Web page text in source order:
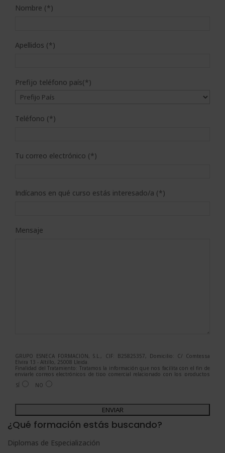
Nombre (*)
Apellidos (*)
Prefijo teléfono país(*)
Teléfono (*)
Tu correo electrónico (*)
Indícanos en qué curso estás interesado/a (*)
Mensaje
GRUPO ESNECA FORMACIÓN, S.L., CIF: B25825357, Domicilio: C/ Comtessa
Elvira 13 - Altillo, 25008 Lleida.
Finalidad del Tratamiento: Tratamos la información que nos facilita con el fin de
enviarle correos electrónicos de tipo comercial relacionado con los productos
ofrecidos y otros tipo de productos que fueran de su interés.
Legitimación del tratamiento: Consentimiento del interesado.
Para más información consulte nuestra Política de Privacidad.
Desea recibir información comercial (vía telefónica y/o email):
SÍ NO
A
l
e
¿Qué formación estás buscando?
Diplomas de Especialización